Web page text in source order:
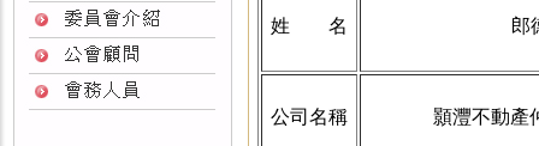
姓 名 郎
公司名稱 顥灃不動產仲